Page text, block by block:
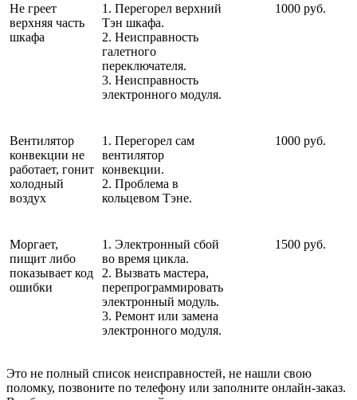
Не греет
верхняя часть
шкафа
1. Перегорел верхний
Тэн шкафа.
2. Неисправность
галетного
переключателя.
3. Неисправность
электронного модуля.
1000 руб.
Вентилятор
конвекции не
работает, гонит
холодный
воздух
1. Перегорел сам
вентилятор
конвекции.
2. Проблема в
кольцевом Тэне.
1000 руб.
Моргает,
пищит либо
показывает код
ошибки
1. Электронный сбой
во время цикла.
2. Вызвать мастера,
перепрограммировать
электронный модуль.
3. Ремонт или замена
электронного модуля.
1500 руб.
Это не полный список неисправностей, не нашли свою
поломку, позвоните по телефону или заполните онлайн-заказ.